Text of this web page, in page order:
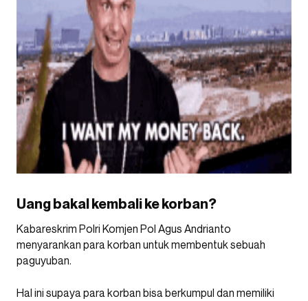
Uang bakal kembali ke korban?
Kabareskrim Polri Komjen Pol Agus Andrianto
menyarankan para korban untuk membentuk sebuah
paguyuban.
Hal ini supaya para korban bisa berkumpul dan memiliki